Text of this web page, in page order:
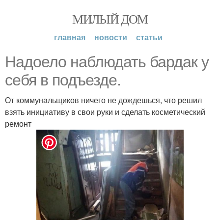
МИЛЫЙ ДОМ
главная новости статьи
Надоело наблюдать бардак у
себя в подъезде.
От коммунальщиков ничего не дождешься, что решил
взять инициативу в свои руки и сделать косметический
ремонт